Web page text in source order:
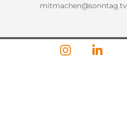
mitmachen@sonntag.tv